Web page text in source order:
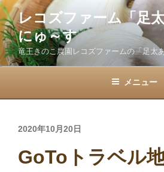
コ
ン
テ
ン
ツ
レコズファーム「足
にゅ～す
竜王きのこ農園レコズファームの「足太
メニュー
投
日:
2020年10月20日
GoToトラベル